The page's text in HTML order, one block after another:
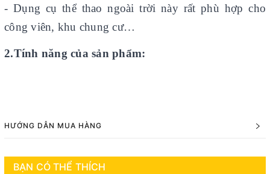
- Dụng cụ thể thao ngoài trời này rất phù hợp cho
công viên, khu chung cư…
2.Tính năng của sản phẩm:
HƯỚNG DẪN MUA HÀNG
BẠN CÓ THỂ THÍCH